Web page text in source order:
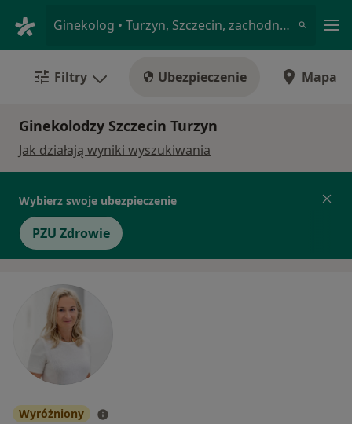
Ginekolog • Turzyn, Szczecin, zachodniopomorskie
Filtry Ubezpieczenie Mapa
Ginekolodzy Szczecin Turzyn
Jak działają wyniki wyszukiwania
Wybierz swoje ubezpieczenie
PZU Zdrowie
Wyróżniony